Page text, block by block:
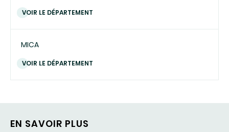
VOIR LE DÉPARTEMENT
MICA
VOIR LE DÉPARTEMENT
EN SAVOIR PLUS